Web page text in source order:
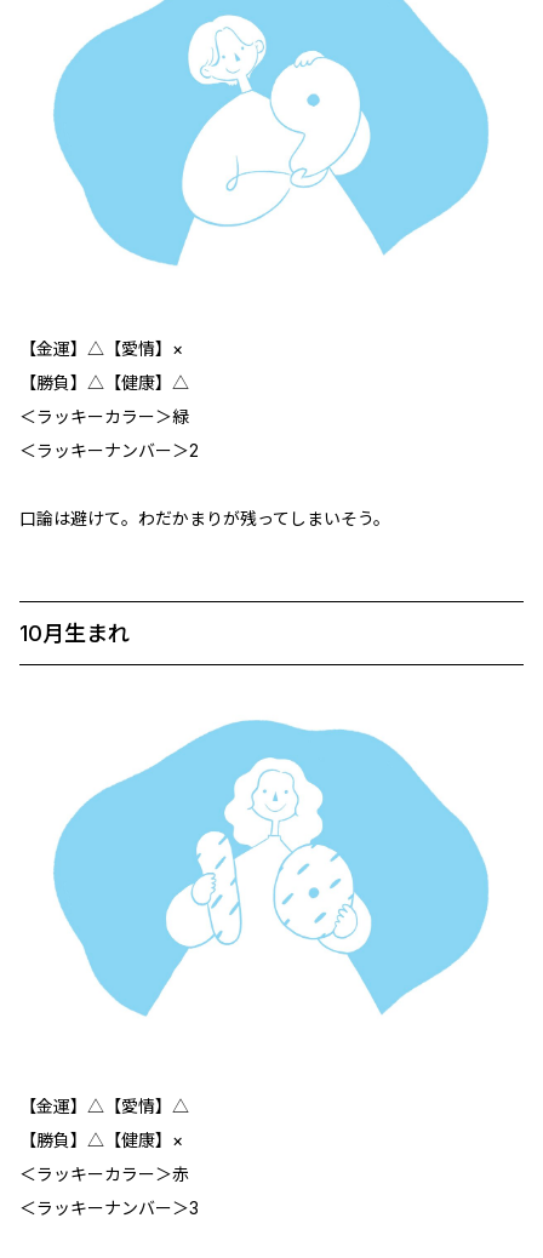
【金運】△【愛情】×
【勝負】△【健康】△
＜ラッキーカラー＞緑
＜ラッキーナンバー＞2
口論は避けて。わだかまりが残ってしまいそう。
10月生まれ
【金運】△【愛情】△
【勝負】△【健康】×
＜ラッキーカラー＞赤
＜ラッキーナンバー＞3